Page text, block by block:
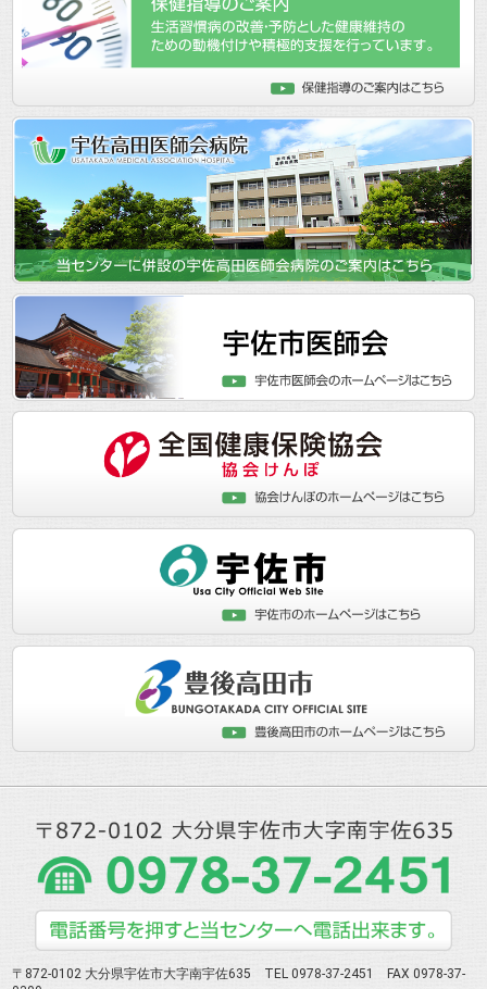
〒872-0102 大分県宇佐市大字南宇佐635 TEL 0978-37-2451 FAX 0978-37-